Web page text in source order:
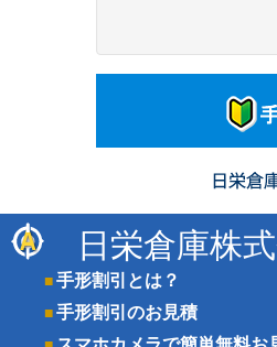
日栄倉庫株
手形割引とは？
手形割引のお見積